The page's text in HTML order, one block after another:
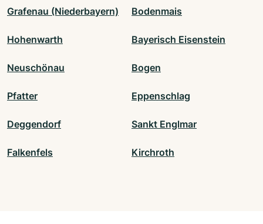
Grafenau (Niederbayern) Bodenmais
Hohenwarth Bayerisch Eisenstein
Neuschönau Bogen
Pfatter Eppenschlag
Deggendorf Sankt Englmar
Falkenfels Kirchroth